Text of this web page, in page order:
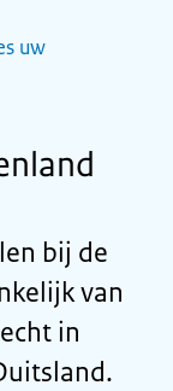
uw
bij de
van
in